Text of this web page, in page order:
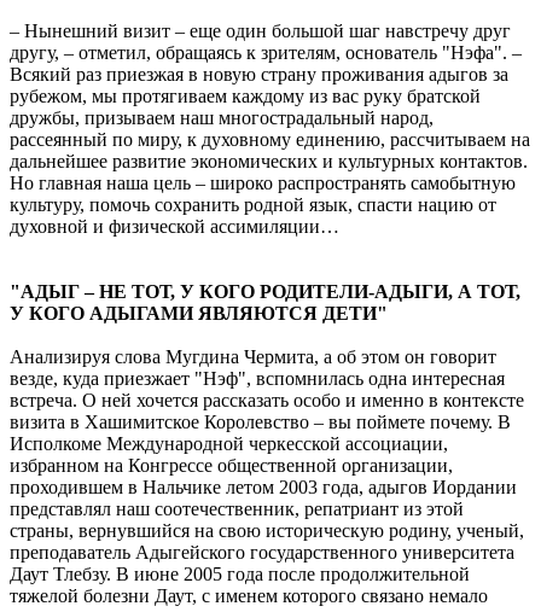
– Нынешний визит – еще один большой шаг навстречу друг
другу, – отметил, обращаясь к зрителям, основатель "Нэфа". –
Всякий раз приезжая в новую страну проживания адыгов за
рубежом, мы протягиваем каждому из вас руку братской
дружбы, призываем наш многострадальный народ,
рассеянный по миру, к духовному единению, рассчитываем на
дальнейшее развитие экономических и культурных контактов.
Но главная наша цель – широко распространять самобытную
культуру, помочь сохранить родной язык, спасти нацию от
духовной и физической ассимиляции…
"АДЫГ – НЕ ТОТ, У КОГО РОДИТЕЛИ-АДЫГИ, А ТОТ,
У КОГО АДЫГАМИ ЯВЛЯЮТСЯ ДЕТИ"
Анализируя слова Мугдина Чермита, а об этом он говорит
везде, куда приезжает "Нэф", вспомнилась одна интересная
встреча. О ней хочется рассказать особо и именно в контексте
визита в Хашимитское Королевство – вы поймете почему. В
Исполкоме Международной черкесской ассоциации,
избранном на Конгрессе общественной организации,
проходившем в Нальчике летом 2003 года, адыгов Иордании
представлял наш соотечественник, репатриант из этой
страны, вернувшийся на свою историческую родину, ученый,
преподаватель Адыгейского государственного университета
Даут Тлебзу. В июне 2005 года после продолжительной
тяжелой болезни Даут, с именем которого связано немало